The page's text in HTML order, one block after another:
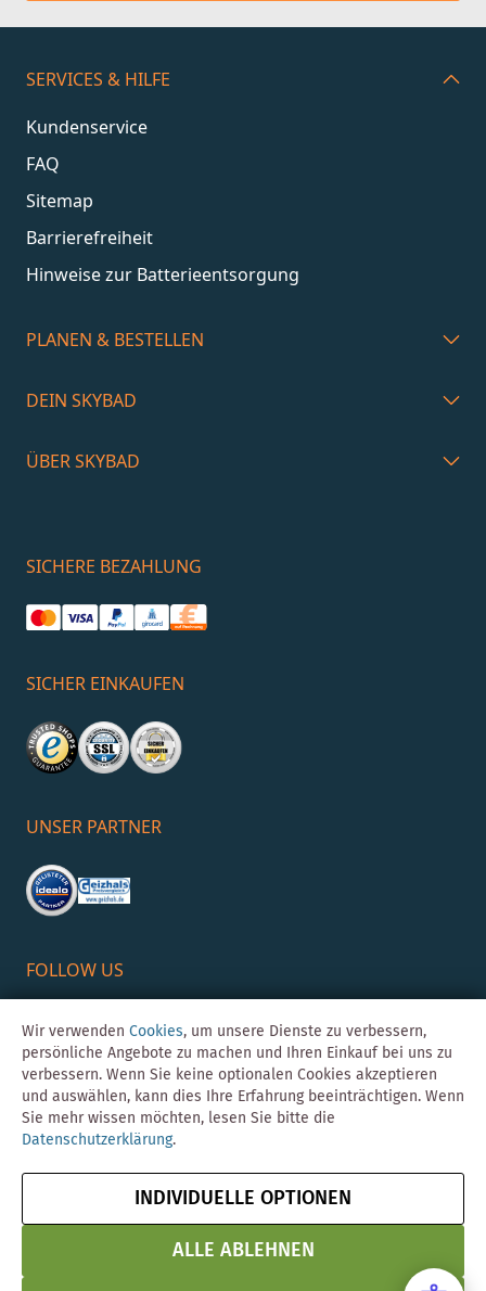
SERVICES & HILFE
Kundenservice
FAQ
Sitemap
Barrierefreiheit
Hinweise zur Batterieentsorgung
PLANEN & BESTELLEN
DEIN SKYBAD
ÜBER SKYBAD
SICHERE BEZAHLUNG
SICHER EINKAUFEN
UNSER PARTNER
FOLLOW US
Magento-Agentur Y1 Digital AG
& Sicherheit
Vertrag widerrufen
Wir verwenden Cookies, um unsere Dienste zu verbessern,
persönliche Angebote zu machen und Ihren Einkauf bei uns zu
verbessern. Wenn Sie keine optionalen Cookies akzeptieren
und auswählen, kann dies Ihre Erfahrung beeinträchtigen. Wenn
Sie mehr wissen möchten, lesen Sie bitte die
Datenschutzerklärung.
INDIVIDUELLE OPTIONEN
ALLE ABLEHNEN